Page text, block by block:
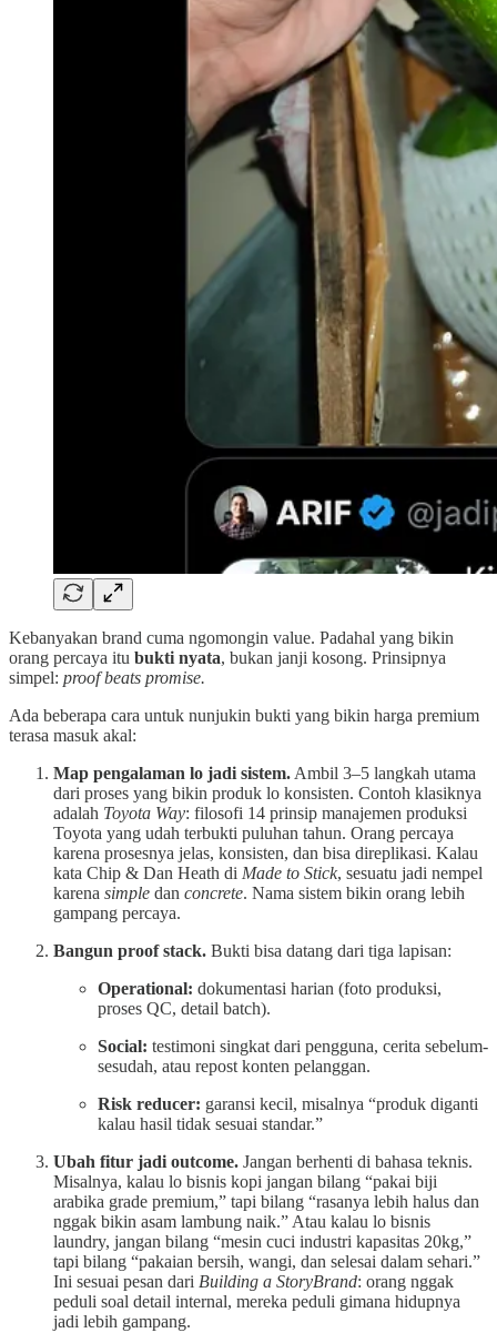
Kebanyakan brand cuma ngomongin value. Padahal yang bikin
orang percaya itu bukti nyata, bukan janji kosong. Prinsipnya
simpel: proof beats promise.
Ada beberapa cara untuk nunjukin bukti yang bikin harga premium
terasa masuk akal:
Map pengalaman lo jadi sistem. Ambil 3–5 langkah utama
dari proses yang bikin produk lo konsisten. Contoh klasiknya
adalah Toyota Way: filosofi 14 prinsip manajemen produksi
Toyota yang udah terbukti puluhan tahun. Orang percaya
karena prosesnya jelas, konsisten, dan bisa direplikasi. Kalau
kata Chip & Dan Heath di Made to Stick, sesuatu jadi nempel
karena simple dan concrete. Nama sistem bikin orang lebih
gampang percaya.
Bangun proof stack. Bukti bisa datang dari tiga lapisan:
Operational: dokumentasi harian (foto produksi,
proses QC, detail batch).
Social: testimoni singkat dari pengguna, cerita sebelum-
sesudah, atau repost konten pelanggan.
Risk reducer: garansi kecil, misalnya “produk diganti
kalau hasil tidak sesuai standar.”
Ubah fitur jadi outcome. Jangan berhenti di bahasa teknis.
Misalnya, kalau lo bisnis kopi jangan bilang “pakai biji
arabika grade premium,” tapi bilang “rasanya lebih halus dan
nggak bikin asam lambung naik.” Atau kalau lo bisnis
laundry, jangan bilang “mesin cuci industri kapasitas 20kg,”
tapi bilang “pakaian bersih, wangi, dan selesai dalam sehari.”
Ini sesuai pesan dari Building a StoryBrand: orang nggak
peduli soal detail internal, mereka peduli gimana hidupnya
jadi lebih gampang.